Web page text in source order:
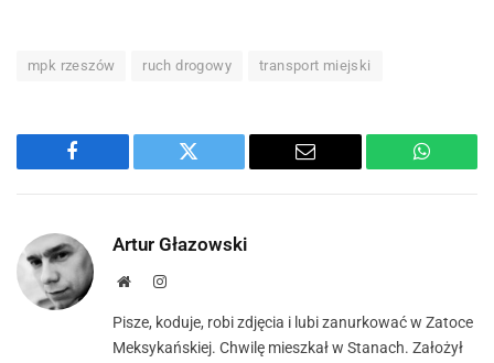
mpk rzeszów ruch drogowy transport miejski
Facebook Twitter Email
Artur Głazowski
StronaInstagram
Pisze, koduje, robi zdjęcia i lubi zanurkować w Zatoce
Meksykańskiej. Chwilę mieszkał w Stanach. Założył